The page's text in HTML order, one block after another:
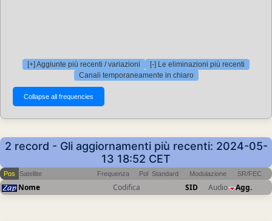
[+] Aggiunte più recenti / variazioni
[-] Le eliminazioni più recenti
Canali temporaneamente in chiaro
2 record - Gli aggiornamenti più recenti: 2024-05-
13 18:52 CET
Pos Satellite Frequenza Pol Standard Modulazione SR/FEC
Nome Codifica SID Audio Agg.